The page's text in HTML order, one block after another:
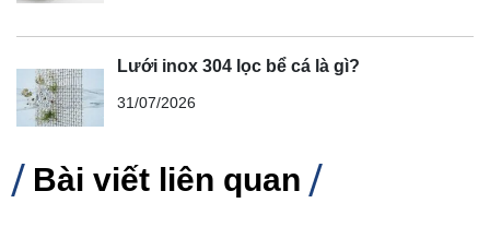
Lưới inox 304 lọc bể cá là gì?
31/07/2026
Bài viết liên quan